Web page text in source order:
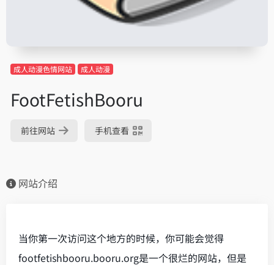
成人动漫色情网站 成人动漫
FootFetishBooru
前往网站 手机查看
网站介绍
当你第一次访问这个地方的时候，你可能会觉得
footfetishbooru.booru.org是一个很烂的网站，但是